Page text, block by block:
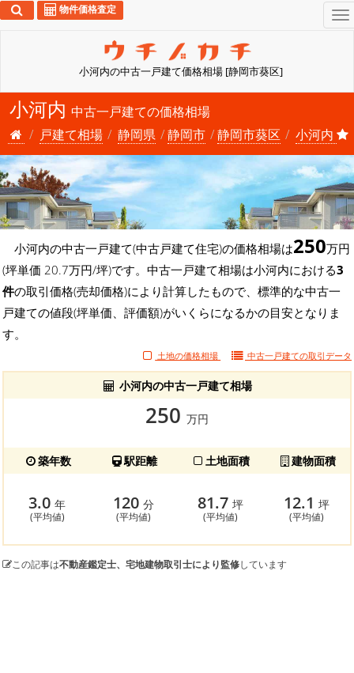
小河内の中古一戸建て価格相場 [静岡市葵区]
物件価格査定
小河内 中古一戸建ての価格相場
戸建て相場
静岡県 静岡市 静岡市葵区 小河内
小河内の中古一戸建て(中古戸建て住宅)の価格相場は250万円
(坪単価 20.7万円/坪)です。中古一戸建て相場は小河内における3
件の取引価格(売却価格)により計算したもので、標準的な中古一
戸建ての値段(坪単価、評価額)がいくらになるかの目安となりま
す。
土地の価格相場 中古一戸建ての取引データ
小河内の中古一戸建て相場
250 万円
築年数 駅距離 土地面積 建物面積
3.0年
(平均値)
120分
(平均値)
81.7 坪
(平均値)
12.1坪
(平均値)
この記事は不動産鑑定士、宅地建物取引士により監修しています